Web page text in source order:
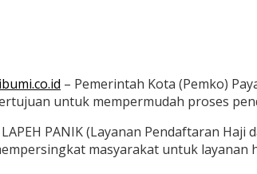
– Pemerintah Kota (Pemko)
untuk mempermudah proses
PANIK (Layanan Pendaftaran
masyarakat untuk layanan